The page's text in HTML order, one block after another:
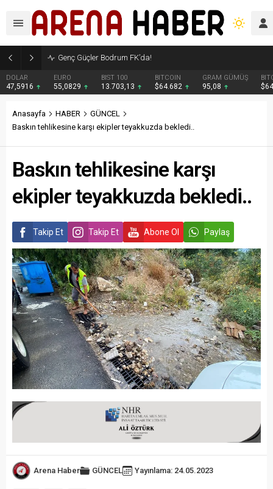
Genç Güçler Bodrum FK’da!
DOLAR
47,5916
EURO
55,0829
BIST 100
13.703,13
BITCOIN
$64.682
GRAM GÜMÜŞ
95,08
Anasayfa HABER
GÜNCEL
Baskın tehlikesine karşı ekipler teyakkuzda bekledi..
Baskın tehlikesine karşı
ekipler teyakkuzda bekledi..
Takip Et Takip Et Abone Ol Paylaş
Arena Haber GÜNCEL Yayınlama: 24.05.2023